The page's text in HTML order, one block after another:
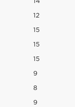
12
15
15
15
9
8
9